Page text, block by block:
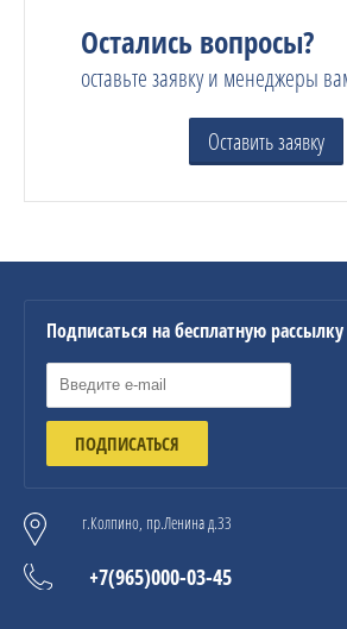
Остались вопросы?
оставьте заявку и менеджеры
Оставить заявку
Подписаться на бесплатную рассылку
ПОДПИСАТЬСЯ
г.Колпино, пр.Ленина д.33
+7(965)000-03-45